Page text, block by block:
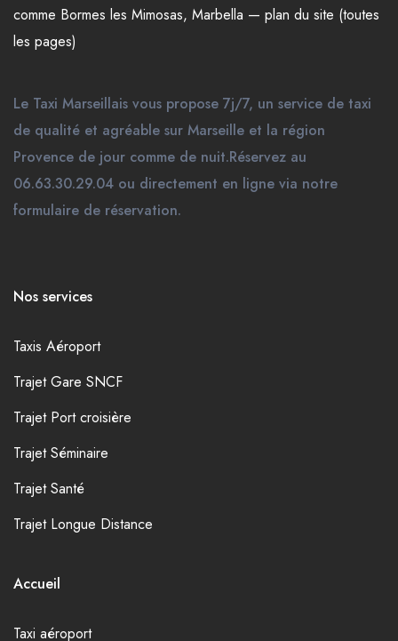
comme Bormes les Mimosas, Marbella — plan du site (toutes
les pages)
Le Taxi Marseillais vous propose 7j/7, un service de taxi
de qualité et agréable sur Marseille et la région
Provence de jour comme de nuit.Réservez au
06.63.30.29.04 ou directement en ligne via notre
formulaire de réservation.
Nos services
Taxis Aéroport
Trajet Gare SNCF
Trajet Port croisière
Trajet Séminaire
Trajet Santé
Trajet Longue Distance
Accueil
Taxi aéroport